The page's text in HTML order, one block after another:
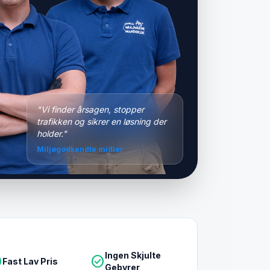
"Vi finder årsagen, stopper
trafikken og sikrer en løsning der
holder."
Miljøgodkendte midler
Fast Lav Pris check_circleIngen Skjulte
Gebyrer